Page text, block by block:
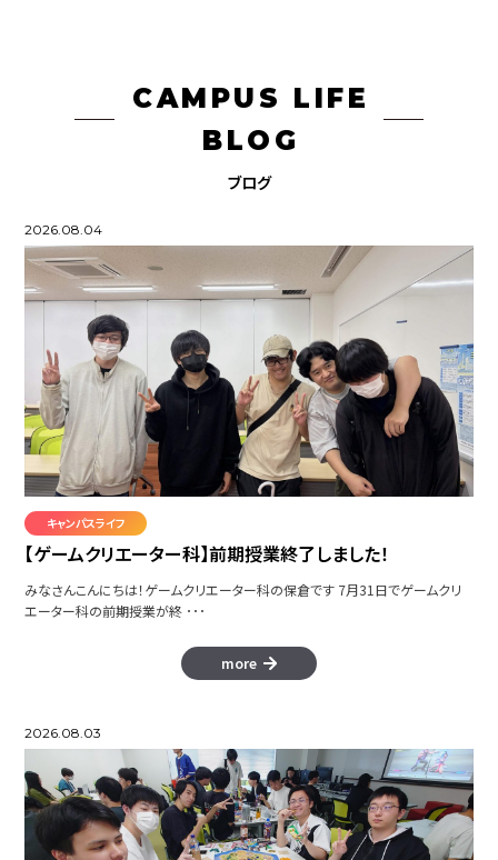
CAMPUS LIFE
BLOG
ブログ
2026.08.04
キャンパスライフ
【ゲームクリエーター科】前期授業終了しました！
みなさんこんにちは！ゲームクリエーター科の保倉です 7月31日でゲームクリ
エーター科の前期授業が終 ･･･
more
2026.08.03